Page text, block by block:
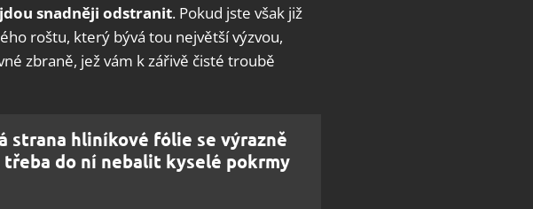
snadněji odstranit. Pokud jste však již
roštu, který bývá tou největší výzvou,
zbraně, jež vám k zářivě čisté troubě
strana hliníkové fólie se výrazně
třeba do ní nebalit kyselé pokrmy